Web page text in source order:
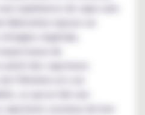
expérience de vape sans
fabrication repose sur
végétale,
de
des vapoteurs.
l'Olivéïne est son
ce qui en fait une
soucieux de leur